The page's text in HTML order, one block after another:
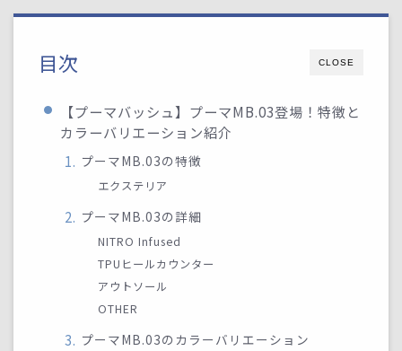
CLOSE
目次
【プーマバッシュ】プーマMB.03登場！特徴と
カラーバリエーション紹介
プーマMB.03の特徴
エクステリア
プーマMB.03の詳細
NITRO Infused
TPUヒールカウンター
アウトソール
OTHER
プーマMB.03のカラーバリエーション